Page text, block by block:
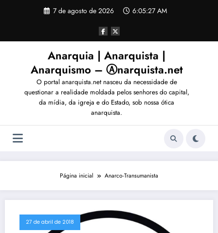
7 de agosto de 2026 6:05:30 AM
Anarquia | Anarquista |
Anarquismo – Ⓐnarquista.net
O portal anarquista.net nasceu da necessidade de
questionar a realidade moldada pelos senhores do capital,
da mídia, da igreja e do Estado, sob nossa ótica
anarquista.
Página inicial Anarco-Transumanista
27 de abril de 2018